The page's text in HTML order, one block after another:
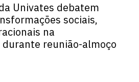
Univates debatem
sociais,
na
reunião-almoço